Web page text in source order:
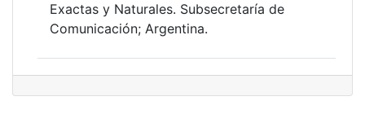
Exactas y Naturales. Subsecretaría de
Comunicación; Argentina.